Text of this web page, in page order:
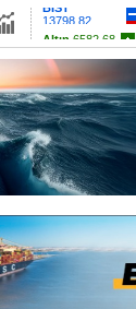
Altın6582.68
Euro55.002
TL'lik tekne